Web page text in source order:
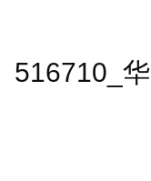
516710_